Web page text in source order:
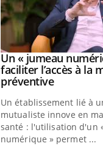
Youtube
Un « jumeau
faciliter l’accès à la
préventiveYoutube
Un établissement lié à
mutualiste innove en
santé : l'utilisation d'un
numérique » permet ...